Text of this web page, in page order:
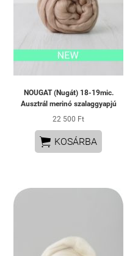
NOUGAT (Nugát) 18-19mic.
Ausztrál merinó szalaggyapjú
22 500 Ft
 KOSÁRBA